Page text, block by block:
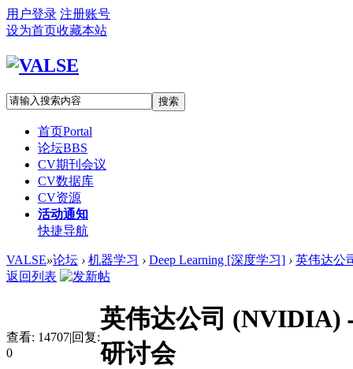
用户登录 注册账号
设为首页收藏本站
搜索
首页Portal
论坛BBS
CV期刊会议
CV数据库
CV资源
活动通知
快捷导航
VALSE»论坛 › 机器学习 › Deep Learning [深度学习] › 英伟达公
返回列表
查看: 14707|回复:
0
英伟达公司 (NVIDIA)
研讨会